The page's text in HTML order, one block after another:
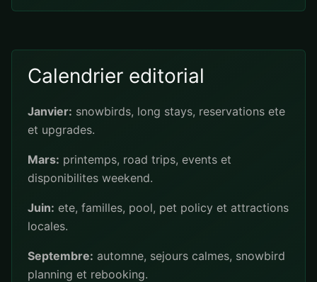
Calendrier editorial
Janvier: snowbirds, long stays, reservations ete
et upgrades.
Mars: printemps, road trips, events et
disponibilites weekend.
Juin: ete, familles, pool, pet policy et attractions
locales.
Septembre: automne, sejours calmes, snowbird
planning et rebooking.